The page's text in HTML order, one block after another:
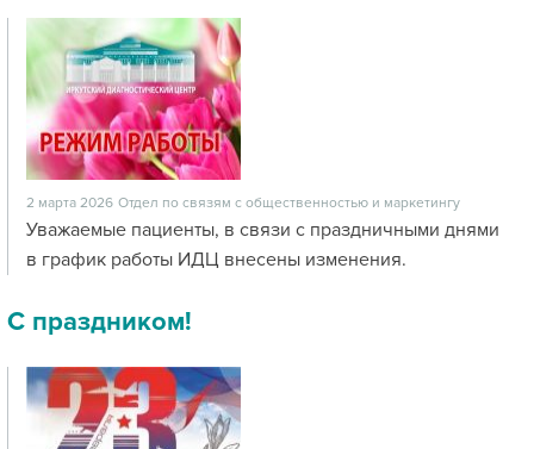
2 марта 2026 Отдел по связям с общественностью и маркетингу
Уважаемые пациенты, в связи с праздничными днями
в график работы ИДЦ внесены изменения.
С праздником!